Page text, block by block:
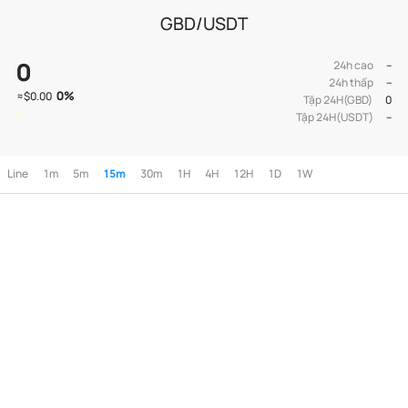
GBD/USDT
0
≈$0.00 0%
24h cao
--
24h thấp
--
Tập 24H(GBD)
0
Tập 24H(USDT)
--
Line 1m 5m 15m 30m 1H 4H 12H 1D 1W